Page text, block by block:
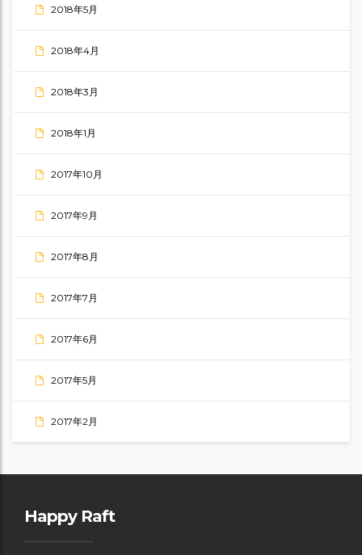
2018年5月
2018年4月
2018年3月
2018年1月
2017年10月
2017年9月
2017年8月
2017年7月
2017年6月
2017年5月
2017年2月
Happy Raft